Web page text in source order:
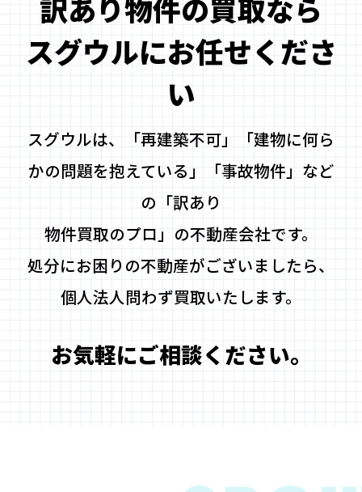
訳あり物件の買取なら
スグウルにお任せくださ
い
スグウルは、「再建築不可」「建物に何ら
かの問題を抱えている」「事故物件」など
の「訳あり
物件買取のプロ」の不動産会社です。
処分にお困りの不動産がございましたら、
個人法人問わず買取いたします。
お気軽にご相談ください。